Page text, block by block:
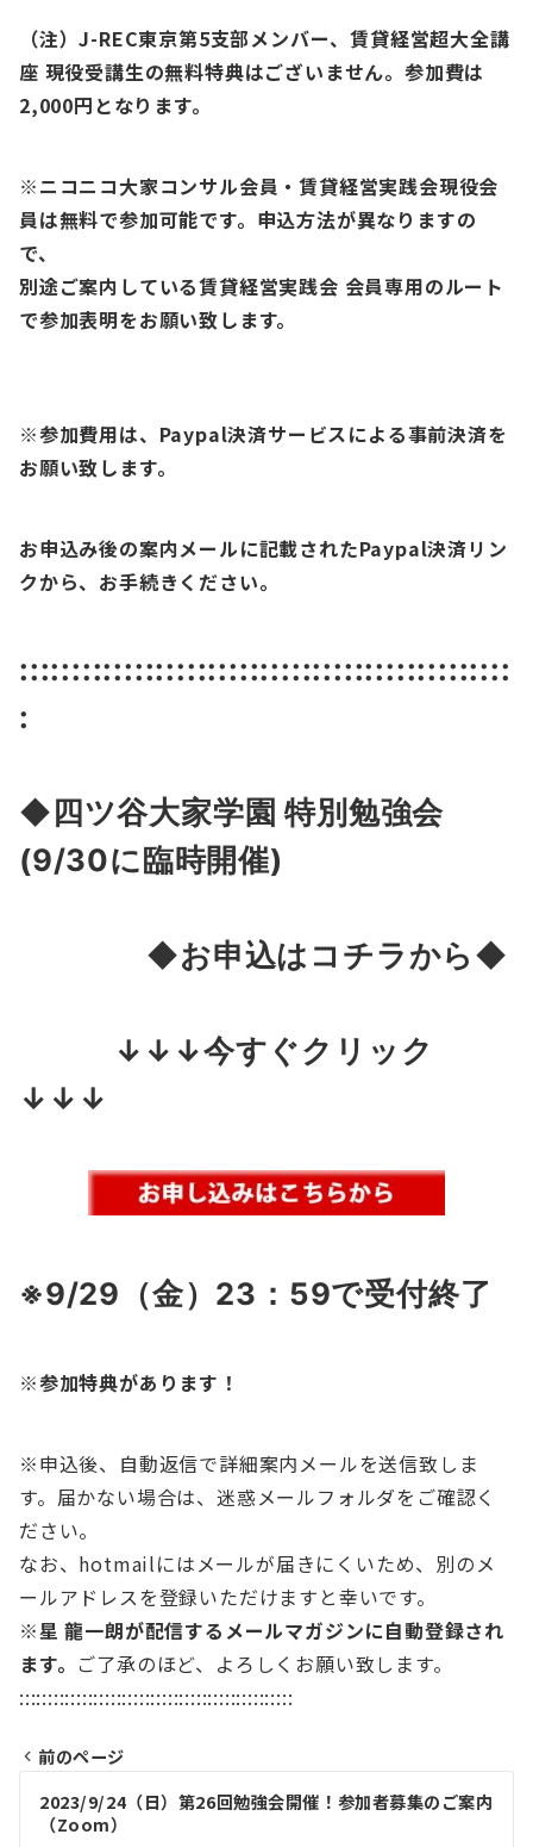
（注）J-REC東京第5支部メンバー、賃貸経営超大全講
座 現役受講生の無料特典はございません。参加費は
2,000円となります。
※ニコニコ大家コンサル会員・賃貸経営実践会現役会
員は無料で参加可能です。申込方法が異なりますの
で、
別途ご案内している賃貸経営実践会 会員専用のルート
で参加表明をお願い致します。
※参加費用は、Paypal決済サービスによる事前決済を
お願い致します。
お申込み後の案内メールに記載されたPaypal決済リン
クから、お手続きください。
:::::::::::::::::::::::::::::::::::::::::::::::
:
◆四ツ谷大家学園 特別勉強会
(9/30に臨時開催)
◆お申込はコチラから◆
↓↓↓今すぐクリック
↓↓↓
※9/29（金）23：59で受付終了
※参加特典があります！
※申込後、自動返信で詳細案内メールを送信致しま
す。届かない場合は、迷惑メールフォルダをご確認く
ださい。
なお、hotmailにはメールが届きにくいため、別のメ
ールアドレスを登録いただけますと幸いです。
※星 龍一朗が配信するメールマガジンに自動登録され
ます。 ご了承のほど、よろしくお願い致します。
::::::::::::::::::::::::::::::::::::::::::::::::
投
前のページ
2023/9/24（日）第26回勉強会開催！参加者募集のご案内
（Zoom）